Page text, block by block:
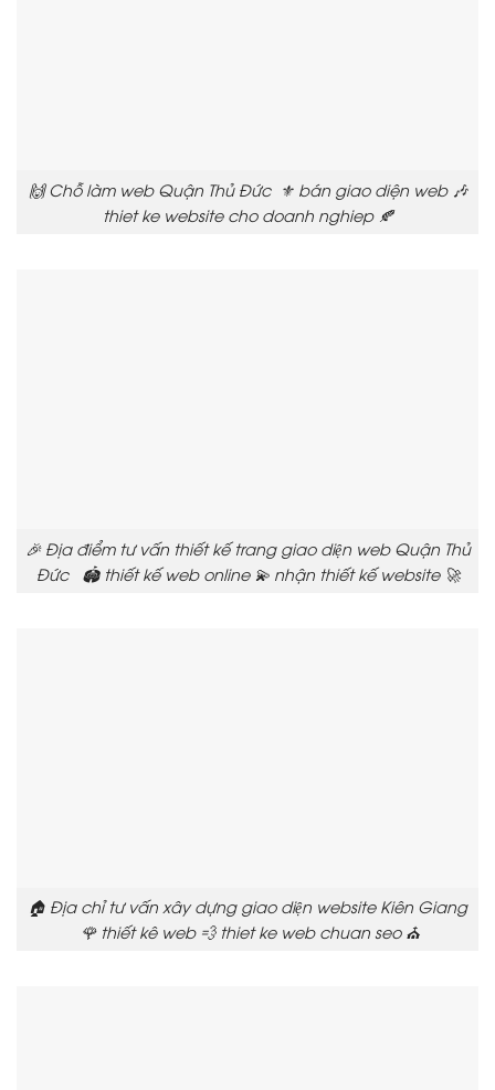
🙌 Chỗ làm web Quận Thủ Đức ⚜️ bán giao diện web 🎶
thiet ke website cho doanh nghiep 🍂
🎉 Địa điểm tư vấn thiết kế trang giao diện web Quận Thủ
Đức 🏟️ thiết kế web online 💫 nhận thiết kế website 🚀
🏠 Địa chỉ tư vấn xây dựng giao diện website Kiên Giang
🌹 thiết kê web 💨 thiet ke web chuan seo ⛪